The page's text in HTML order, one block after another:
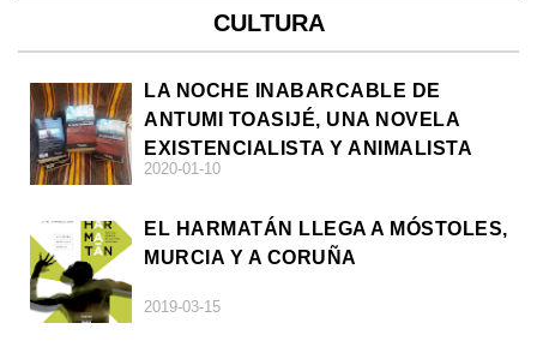
CULTURA
LA NOCHE INABARCABLE DE
ANTUMI TOASIJÉ, UNA NOVELA
EXISTENCIALISTA Y ANIMALISTA
2020-01-10
EL HARMATÁN LLEGA A MÓSTOLES,
MURCIA Y A CORUÑA
2019-03-15